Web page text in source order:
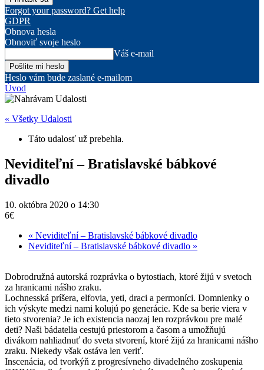
Forgot your password? Get help
GDPR
Obnova hesla
Obnoviť svoje heslo
Váš e-mail
Heslo vám bude zaslané e-mailom
Úvod
« Všetky Udalosti
Táto udalosť už prebehla.
Neviditeľní – Bratislavské bábkové
divadlo
10. októbra 2020 o 14:30
6€
« Neviditeľní – Bratislavské bábkové divadlo
Neviditeľní – Bratislavské bábkové divadlo »
Dobrodružná autorská rozprávka o bytostiach, ktoré žijú v svetoch
za hranicami nášho zraku.
Lochnesská príšera, elfovia, yeti, draci a permoníci. Domnienky o
ich výskyte medzi nami kolujú po generácie. Kde sa berie viera v
tieto stvorenia? Je ich existencia naozaj len rozprávkou pre malé
deti? Naši bádatelia cestujú priestorom a časom a umožňujú
divákom nahliadnuť do sveta stvorení, ktoré žijú za hranicami nášho
zraku. Niekedy však ostáva len veriť.
Inscenácia, od tvorkýň z progresívneho divadelného zoskupenia